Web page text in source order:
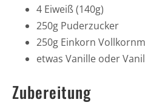
4 Eiweiß (140g)
250g Puderzucker
250g Einkorn
etwas Vanille oder
Zubereitung